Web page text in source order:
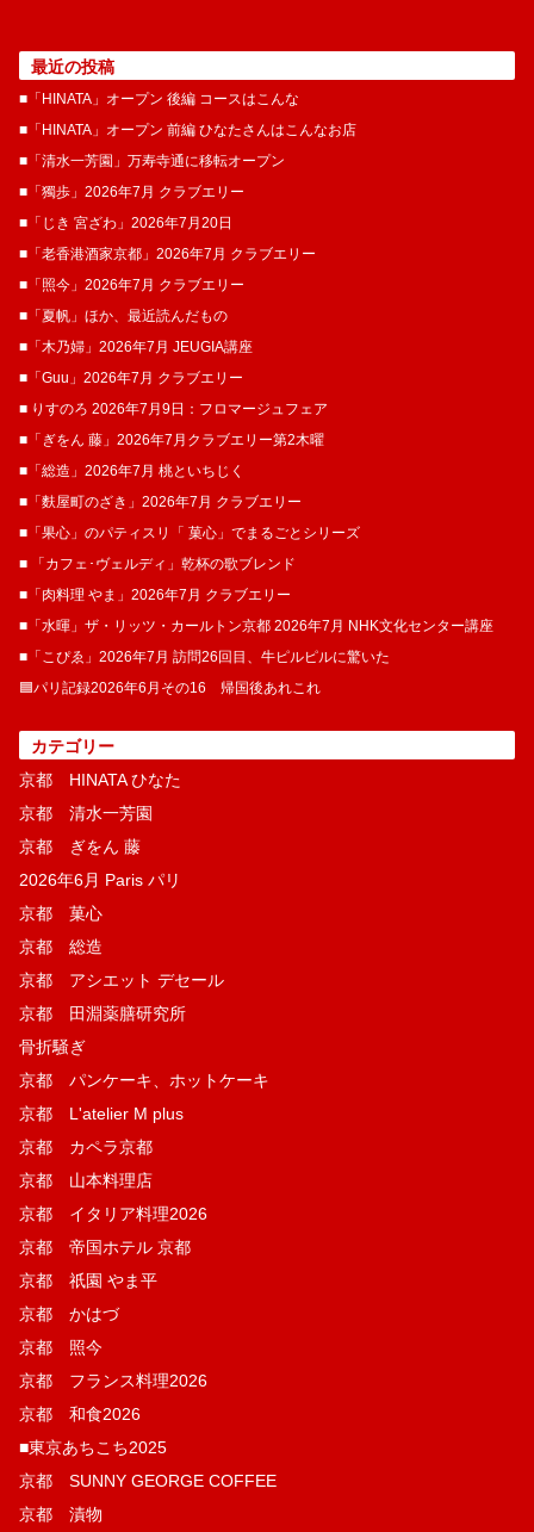
最近の投稿
■「HINATA」オープン 後編 コースはこんな
■「HINATA」オープン 前編 ひなたさんはこんなお店
■「清水一芳園」万寿寺通に移転オープン
■「獨歩」2026年7月 クラブエリー
■「じき 宮ざわ」2026年7月20日
■「老香港酒家京都」2026年7月 クラブエリー
■「照今」2026年7月 クラブエリー
■「夏帆」ほか、最近読んだもの
■「木乃婦」2026年7月 JEUGIA講座
■「Guu」2026年7月 クラブエリー
■ りすのろ 2026年7月9日：フロマージュフェア
■「ぎをん 藤」2026年7月クラブエリー第2木曜
■「総造」2026年7月 桃といちじく
■「麩屋町のざき」2026年7月 クラブエリー
■「果心」のパティスリ「 菓​心」でまるごとシリーズ
■ 「カフェ･ヴェルディ」乾杯の歌ブレンド
■「肉料理 やま」2026年7月 クラブエリー
■「水暉」ザ・リッツ・カールトン京都 2026年7月 NHK文化センター講座
■「こぴゑ」2026年7月 訪問26回目、牛ピルピルに驚いた
🟦パリ記録2026年6月その16 帰国後あれこれ
カテゴリー
京都 HINATA ひなた
京都 清水一芳園
京都 ぎをん 藤
2026年6月 Paris パリ
京都 菓​心
京都 総造
京都 アシエット デセール
京都 田淵薬膳研究所
骨折騒ぎ
京都 パンケーキ、ホットケーキ
京都 L'atelier M plus
京都 カペラ京都
京都 山本料理店
京都 イタリア料理2026
京都 帝国ホテル 京都
京都 祇園 やま平
京都 かはづ
京都 照今
京都 フランス料理2026
京都 和食2026
■東京あちこち2025
京都 SUNNY GEORGE COFFEE
京都 漬物